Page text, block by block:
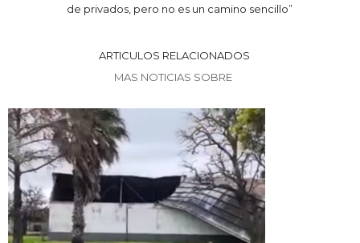
de privados, pero no es un camino sencillo”
ARTICULOS RELACIONADOS
MAS NOTICIAS SOBRE